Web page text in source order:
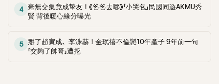
4
毫無交集竟成摯友！《爸爸去哪》「小哭包」民國同遊AKMU秀
賢 背後暖心緣分曝光
5
掰了趙寅成、李洙赫！金珉禧不倫戀10年產子 9年前一句
「交夠了帥哥」遭挖